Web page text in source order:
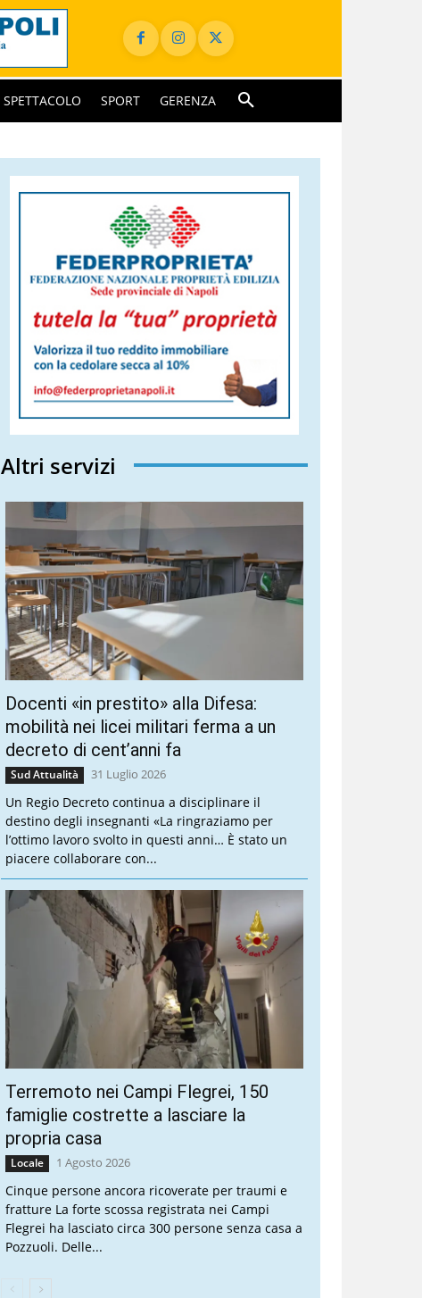
SPETTACOLO SPORT GERENZA
Altri servizi
Docenti «in prestito» alla Difesa:
mobilità nei licei militari ferma a un
decreto di cent’anni fa
Sud Attualità 31 Luglio 2026
Un Regio Decreto continua a disciplinare il
destino degli insegnanti «La ringraziamo per
l’ottimo lavoro svolto in questi anni… È stato un
piacere collaborare con...
Terremoto nei Campi Flegrei, 150
famiglie costrette a lasciare la
propria casa
Locale 1 Agosto 2026
Cinque persone ancora ricoverate per traumi e
fratture La forte scossa registrata nei Campi
Flegrei ha lasciato circa 300 persone senza casa a
Pozzuoli. Delle...